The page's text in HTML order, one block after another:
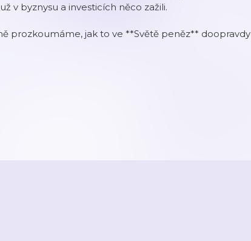
v byznysu a investicích něco zažili.
prozkoumáme, jak to ve **Světě peněz** doopravdy